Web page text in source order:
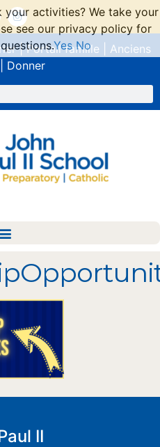
|Portail famille
Anciens
Donner
II
activities? We take your
see our privacy policy for
Yes No